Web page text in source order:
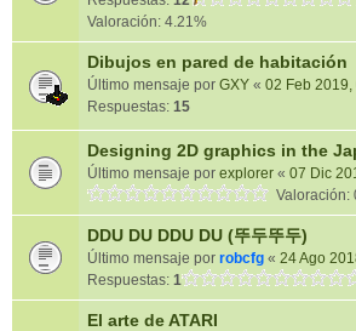
Valoración: 4.21%
Dibujos en pared de habitación
Último mensaje por GXY « 02 Feb 2019,
Respuestas: 15
Designing 2D graphics in the
Último mensaje por explorer « 07 Dic
Valoración:
DDU DU DDU DU (뚜두뚜두)
Último mensaje por robcfg « 24 Ago
Respuestas: 1
El arte de ATARI